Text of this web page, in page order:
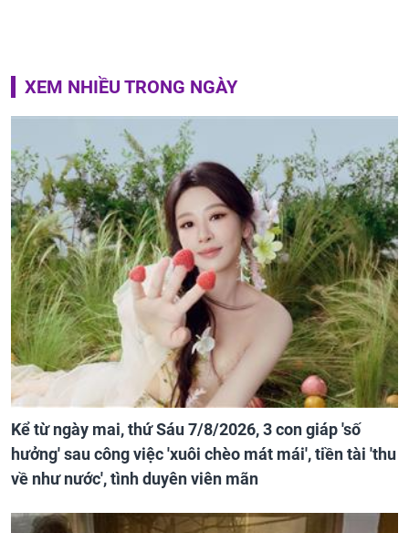
XEM NHIỀU TRONG NGÀY
Kể từ ngày mai, thứ Sáu 7/8/2026, 3 con giáp 'số
hưởng' sau công việc 'xuôi chèo mát mái', tiền tài 'thu
về như nước', tình duyên viên mãn